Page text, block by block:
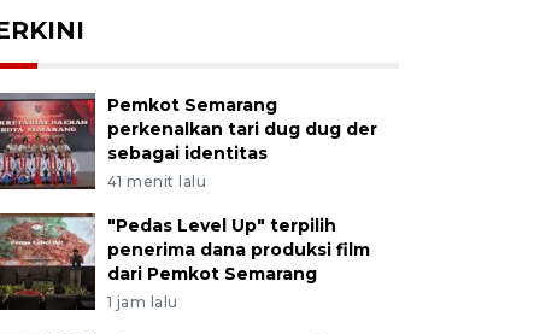
Pemkot Semarang
perkenalkan tari dug dug der
sebagai identitas
41 menit lalu
"Pedas Level Up" terpilih
penerima dana produksi film
dari Pemkot Semarang
1 jam lalu